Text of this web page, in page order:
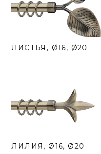
ЛИСТЬЯ, Ø16, Ø20
ЛИЛИЯ, Ø16, Ø20